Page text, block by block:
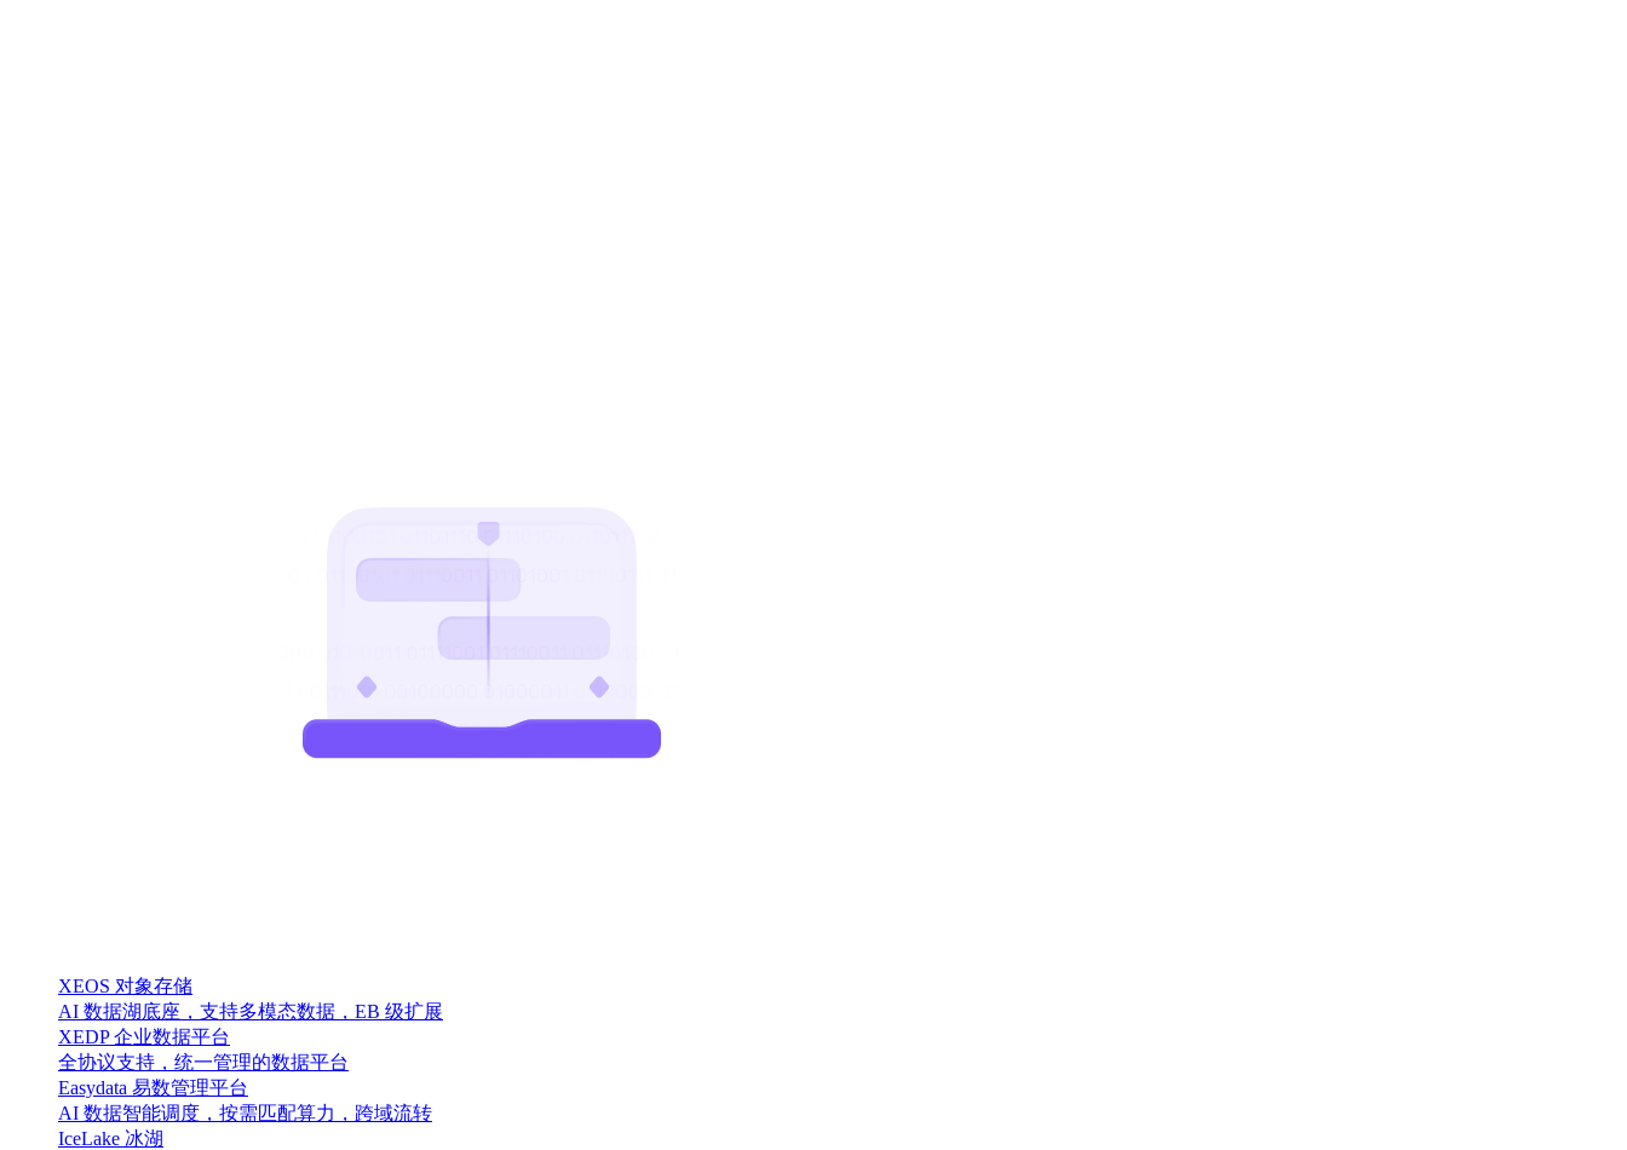
XEOS 对象存储
AI 数据湖底座，支持多模态数据，EB 级扩展
XEDP 企业数据平台
全协议支持，统一管理的数据平台
Easydata 易数管理平台
AI 数据智能调度，按需匹配算力，跨域流转
IceLake 冰湖